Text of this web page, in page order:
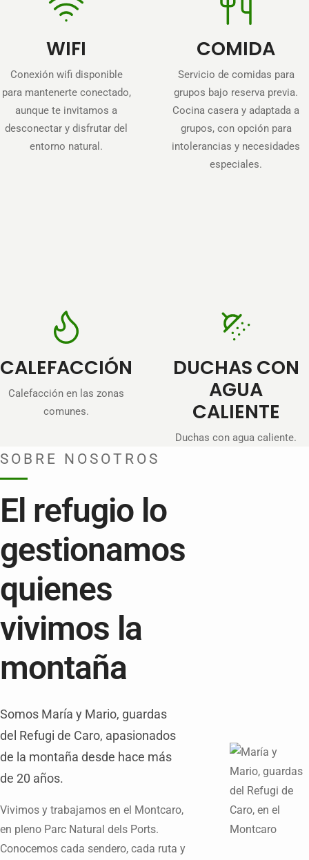
WIFI
Conexión wifi disponible
para mantenerte conectado,
aunque te invitamos a
desconectar y disfrutar del
entorno natural.
COMIDA
Servicio de comidas para
grupos bajo reserva previa.
Cocina casera y adaptada a
grupos, con opción para
intolerancias y necesidades
especiales.
CALEFACCIÓN
Calefacción en las zonas
comunes.
DUCHAS CON
AGUA
CALIENTE
Duchas con agua caliente.
SOBRE NOSOTROS
El refugio lo
gestionamos
quienes
vivimos la
montaña
Somos María y Mario, guardas
del Refugi de Caro, apasionados
de la montaña desde hace más
de 20 años.
Vivimos y trabajamos en el Montcaro,
en pleno Parc Natural dels Ports.
Conocemos cada sendero, cada ruta y